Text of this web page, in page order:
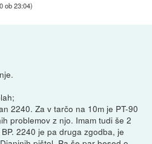
ob 23:04)
2240. Za v tarčo na 10m je PT-90
problemov z njo. Imam tudi še 2
2240 je pa druga zgodba, je